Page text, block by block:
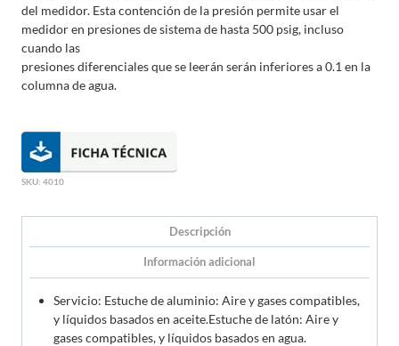
del medidor. Esta contención de la presión permite usar el
medidor en presiones de sistema de hasta 500 psig, incluso
cuando las
presiones diferenciales que se leerán serán inferiores a 0.1 en la
columna de agua.
SKU: 4010
Descripción
Información adicional
Servicio: Estuche de aluminio: Aire y gases compatibles,
y líquidos basados en aceite.Estuche de latón: Aire y
gases compatibles, y líquidos basados en agua.